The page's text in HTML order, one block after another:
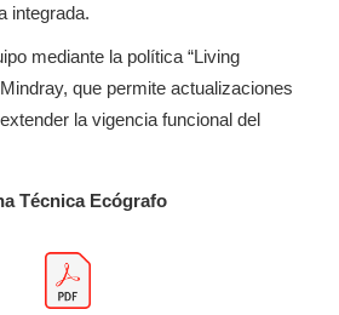
integrada.
mediante la política “Living
que permite actualizaciones
la vigencia funcional del
Técnica Ecógrafo